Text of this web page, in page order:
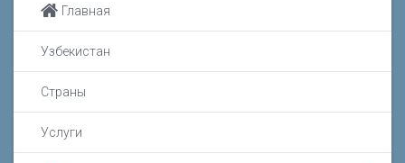
Главная
Узбекистан
Страны
Услуги